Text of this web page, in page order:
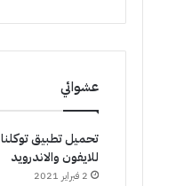
عشوائي
تحميل تطبيق توكلنا
للايفون والاندرويد
2 فبراير 2021